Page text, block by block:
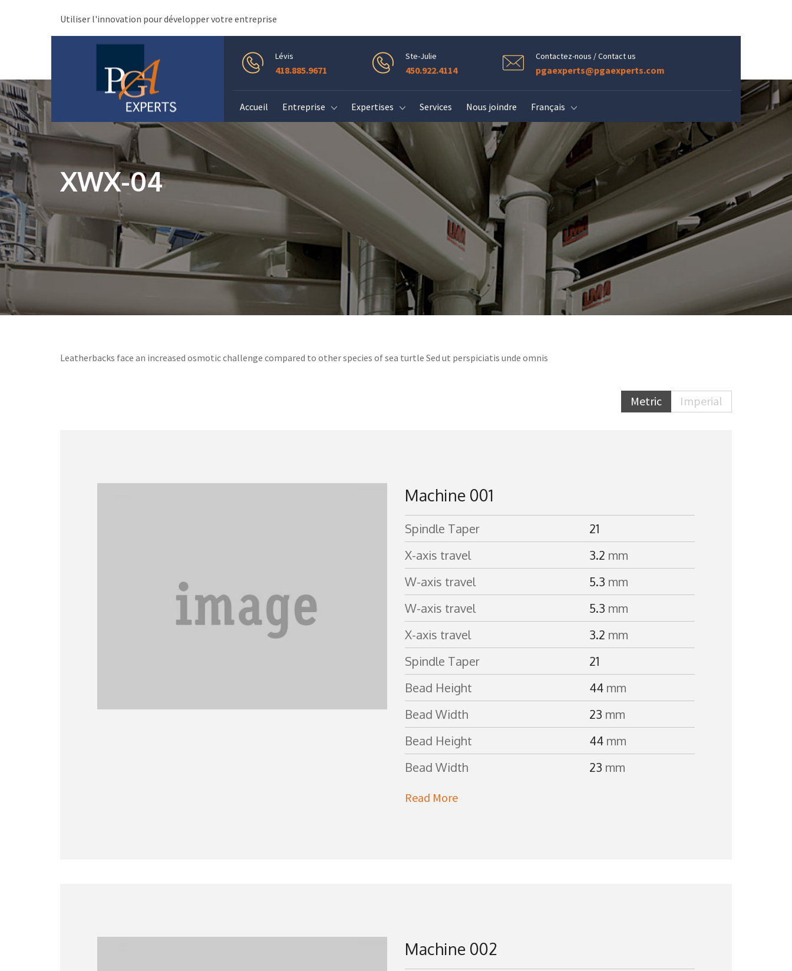
Utiliser l'innovation pour développer votre entreprise
Lévis
418.885.9671
Ste-Julie
450.922.4114
Contactez-nous / Contact us
pgaexperts@pgaexperts.com
Accueil Entreprise Expertises Services Nous joindre Français
XWX-04
Leatherbacks face an increased osmotic challenge compared to other species of sea turtle Sed ut perspiciatis unde omnis
Metric Imperial
Machine 001
Spindle Taper
21
X-axis travel
3.2 mm
W-axis travel
5.3 mm
W-axis travel
5.3 mm
X-axis travel
3.2 mm
Spindle Taper
21
Bead Height
44 mm
Bead Width
23 mm
Bead Height
44 mm
Bead Width
23 mm
Read More
Machine 002